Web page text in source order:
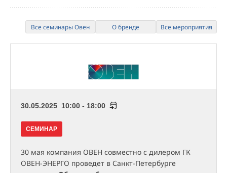
Все семинары Овен О бренде Все мероприятия
30.05.2025 10:00 - 18:00
СЕМИНАР
30 мая компания ОВЕН совместно с дилером ГК
ОВЕН-ЭНЕРГО проведет в Санкт-Петербурге